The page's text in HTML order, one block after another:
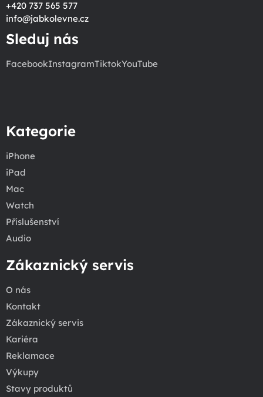
+420 737 565 577
info@jabkolevne.cz
Sleduj nás
FacebookInstagramTiktokYouTube
Kategorie
iPhone
iPad
Mac
Watch
Příslušenství
Audio
Zákaznický servis
O nás
Kontakt
Zákaznický servis
Kariéra
Reklamace
Výkupy
Stavy produktů